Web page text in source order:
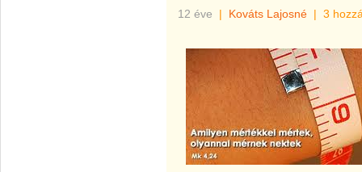
12 éve | Kováts Lajosné | 3